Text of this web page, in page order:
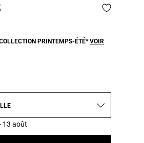
PRINTEMPS-ÉTÉ*VOIR
13 août